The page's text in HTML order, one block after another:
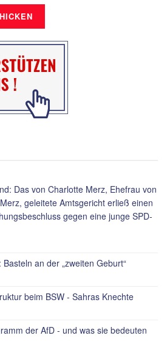
Das von Charlotte Merz, Ehefrau von
geleitete Amtsgericht erließ einen
gegen eine junge SPD-
an der „zweiten Geburt“
beim BSW - Sahras Knechte
der AfD - und was sie bedeuten